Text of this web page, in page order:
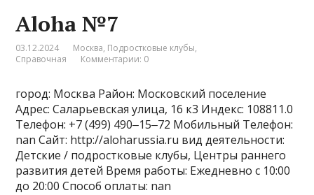
Aloha №7
03.12.2024 Москва, Подростковые клубы,
Справочная
Комментарии: 0
город: Москва Район: Московский поселение
Адрес: Саларьевская улица, 16 к3 Индекс: 108811.0
Телефон: +7 (499) 490‒15‒72 Мобильный Телефон:
nan Сайт: http://aloharussia.ru вид деятельности:
Детские / подростковые клубы, Центры раннего
развития детей Время работы: Ежедневно с 10:00
до 20:00 Способ оплаты: nan